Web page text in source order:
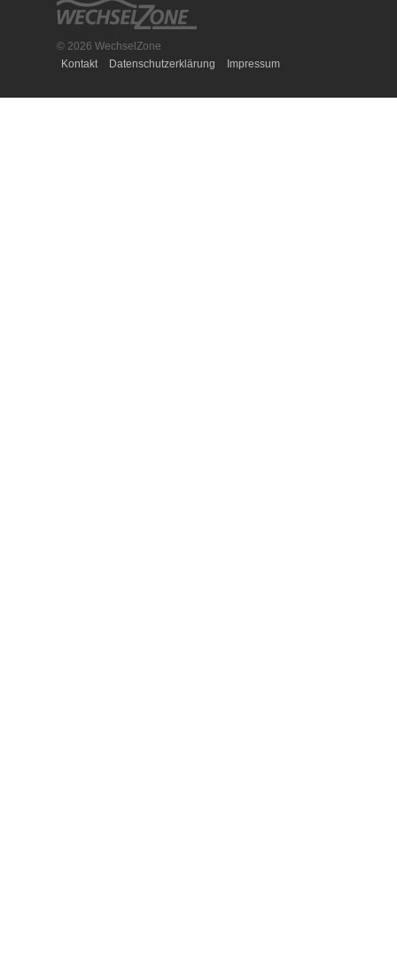
© 2026 WechselZone
Kontakt
Datenschutzerklärung Impressum